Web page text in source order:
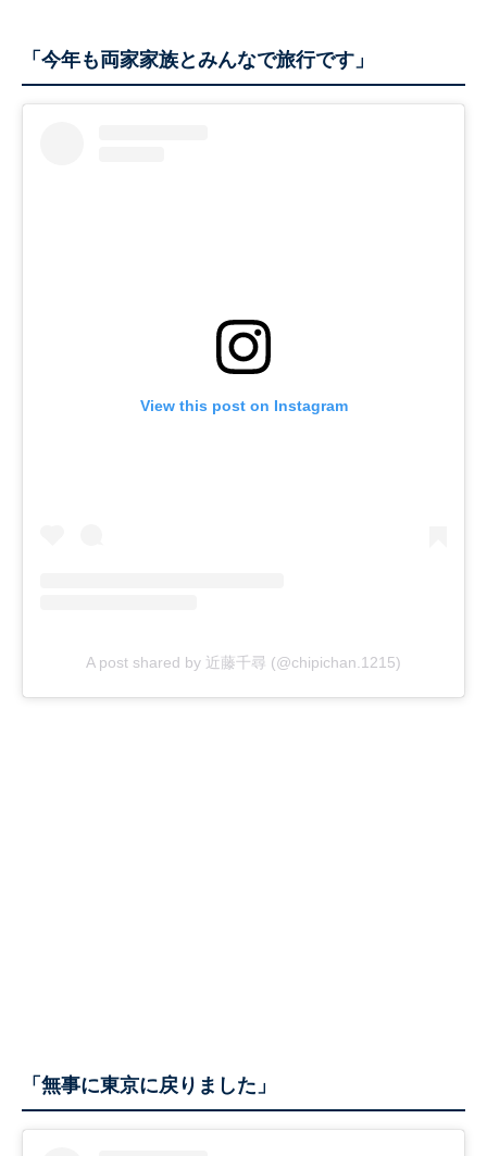
「今年も両家家族とみんなで旅行です」
View this post on Instagram
A post shared by 近藤千尋 (@chipichan.1215)
「無事に東京に戻りました」